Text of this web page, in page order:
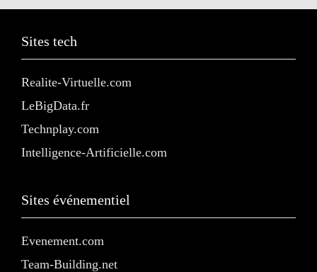
Sites tech
Realite-Virtuelle.com
LeBigData.fr
Technplay.com
Intelligence-Artificielle.com
Sites événementiel
Evenement.com
Team-Building.net